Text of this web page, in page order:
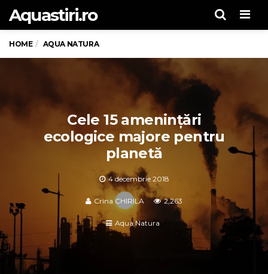
Aquastiri.ro
HOME AQUA NATURA
Cele 15 amenințări
ecologice majore pentru
planetă
4 decembrie 2018
Crina CHIRILA 2,263
Aqua Natura